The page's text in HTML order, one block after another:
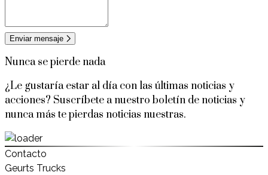
Enviar mensaje
Nunca se pierde nada
¿Le gustaría estar al día con las últimas noticias y
acciones? Suscríbete a nuestro boletín de noticias y
nunca más te pierdas noticias nuestras.
Contacto
Geurts Trucks